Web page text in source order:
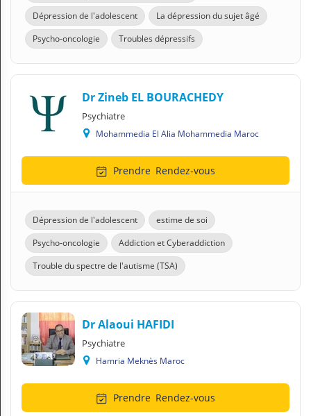
Dépression de l'adolescent
La dépression du sujet âgé
Psycho-oncologie
Troubles dépressifs
Dr Zineb EL BOURACHEDY
Psychiatre
Mohammedia El Alia Mohammedia Maroc
Prendre Rendez-vous
Dépression de l'adolescent
estime de soi
Psycho-oncologie
Addiction et Cyberaddiction
Trouble du spectre de l'autisme (TSA)
Dr Alaoui HAFIDI
Psychiatre
Hamria Meknès Maroc
Prendre Rendez-vous